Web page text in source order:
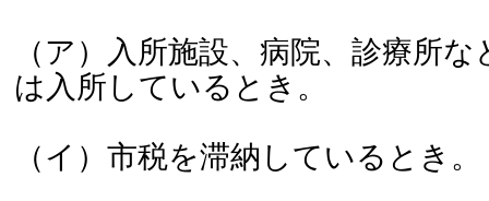
（ア）入所施設、病院、診療所
は入所しているとき。
（イ）市税を滞納しているとき。